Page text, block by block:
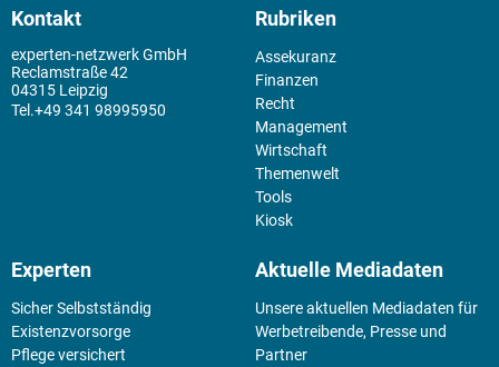
Kontakt
experten-netzwerk GmbH
Reclamstraße 42
04315 Leipzig
+49 341 98995950
Rubriken
Assekuranz
Finanzen
Recht
Management
Wirtschaft
Themenwelt
Tools
Kiosk
Experten
Sicher Selbstständig
Existenz­vorsorge
Pflege versichert
Aktuelle Mediadaten
Unsere aktuellen Mediadaten für
Werbetreibende, Presse und
Partner